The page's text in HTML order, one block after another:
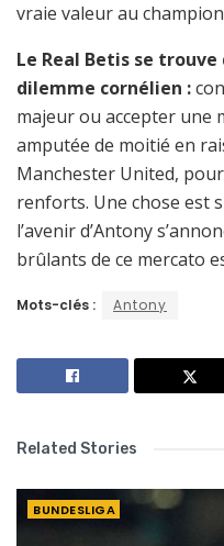
vraie valeur au
Le Real Betis se
dilemme cornélien :
majeur ou accepter une
amputée de moitié en
Manchester United,
renforts. Une chose est
l’avenir d’Antony
brûlants de ce mercato
Mots-clés : Antony
Related Stories
BUNDESLIGA